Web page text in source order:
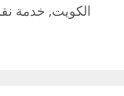
الكويت, خدمة